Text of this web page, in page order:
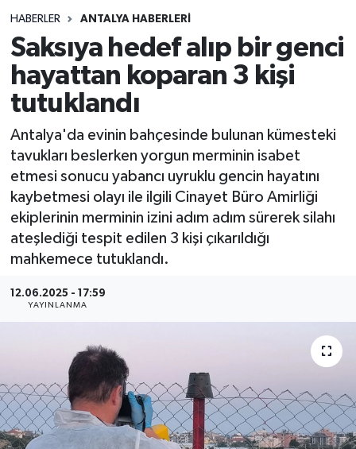
HABERLER ANTALYA HABERLERİ
Saksıya hedef alıp bir genci
hayattan koparan 3 kişi
tutuklandı
Antalya'da evinin bahçesinde bulunan kümesteki
tavukları beslerken yorgun merminin isabet
etmesi sonucu yabancı uyruklu gencin hayatını
kaybetmesi olayı ile ilgili Cinayet Büro Amirliği
ekiplerinin merminin izini adım adım sürerek silahı
ateşlediği tespit edilen 3 kişi çıkarıldığı
mahkemece tutuklandı.
12.06.2025 - 17:59
YAYINLANMA
Spor
Tebrik
Türkiye